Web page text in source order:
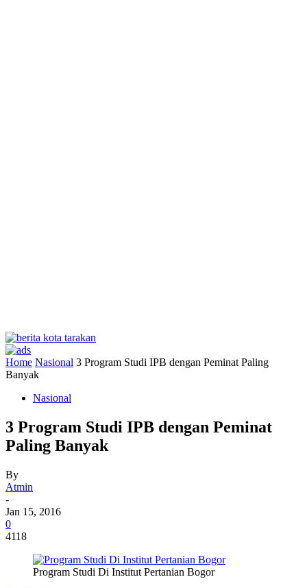
Home Nasional 3 Program Studi IPB dengan Peminat Paling
Banyak
Nasional
3 Program Studi IPB dengan Peminat
Paling Banyak
By
Atmin
-
Jan 15, 2016
0
4118
Program Studi Di Institut Pertanian Bogor